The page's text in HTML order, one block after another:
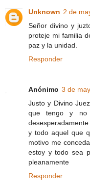
Unknown 2 de
Señor divino y
proteje mi familia
paz y la unidad.
Responder
Anónimo 3 de
Justo y Divino
que tengo y no
y todo aquel que
motivo me
estoy y todo sea
pleanamente
Responder